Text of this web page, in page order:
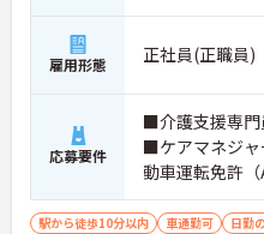
雇用形態 正社員(正職員)
応募要件
■介護支援専門
■ケアマネジ
動車運転免許
駅から徒歩10分以内 車通勤可 日勤